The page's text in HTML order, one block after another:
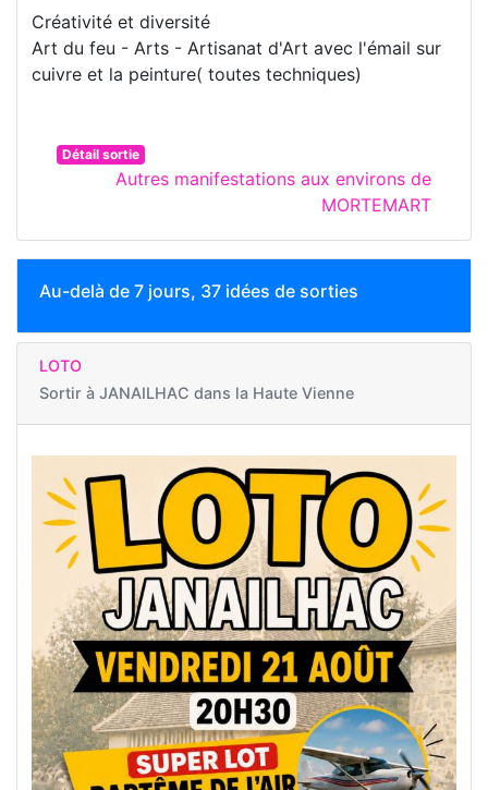
Créativité et diversité
Art du feu - Arts - Artisanat d'Art avec l'émail sur
cuivre et la peinture( toutes techniques)
Détail sortie
Autres manifestations aux environs de
MORTEMART
Au-delà de 7 jours, 37 idées de sorties
LOTO
Sortir à JANAILHAC dans la Haute Vienne